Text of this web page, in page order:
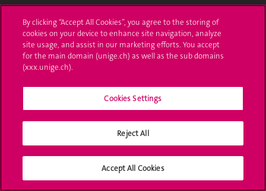
UNIGE Mobile
Médias
Offres d'emploi
Bibliothèque
By clicking “Accept All Cookies”, you agree to the storing of
cookies on your device to enhance site navigation, analyze
site usage, and assist in our marketing efforts. You accept
for the main domain (unige.ch) as well as the sub domains
(xxx.unige.ch).
Cookies Settings
Reject All
Accept All Cookies